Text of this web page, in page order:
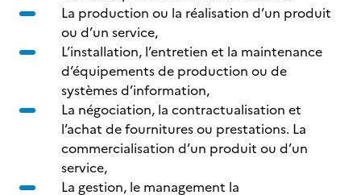
La production ou la réalisation d’un produit
ou d’un service,
L’installation, l’entretien et la maintenance
d’équipements de production ou de
systèmes d’information,
La négociation, la contractualisation et
l’achat de fournitures ou prestations. La
commercialisation d’un produit ou d’un
service,
La gestion, le management la